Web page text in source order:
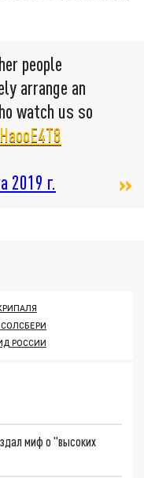
people
arrange an
watch us so
2019 г.
РОССИИ
миф о "высоких